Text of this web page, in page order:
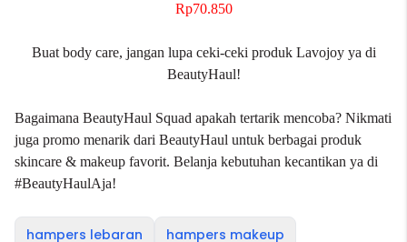
Rp70.850
Buat body care, jangan lupa ceki-ceki produk Lavojoy ya di
BeautyHaul!
Bagaimana BeautyHaul Squad apakah tertarik mencoba? Nikmati
juga promo menarik dari BeautyHaul untuk berbagai produk
skincare & makeup favorit. Belanja kebutuhan kecantikan ya di
#BeautyHaulAja!
hampers lebaran
hampers makeup